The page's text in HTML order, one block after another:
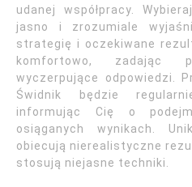
udanej współpracy.
jasno i zrozumiale
strategię i oczekiwane
komfortowo, zadając
wyczerpujące odpowiedzi.
Świdnik będzie
informując Cię o
osiąganych wynikach.
obiecują nierealistyczne
stosują niejasne techniki.